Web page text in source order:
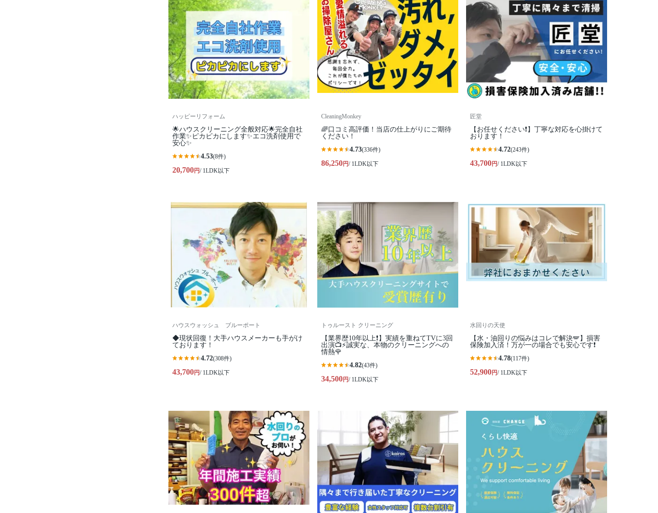
ハッピーリフォーム
🌟ハウスクリーニング全般対応🌟完全自社
作業✨️ピカピカにします✨️エコ洗剤使用で
安心✨
4.53(8件)
20,700円/ 1LDK以下
CleaningMonkey
🌈口コミ高評価！当店の仕上がりにご期待
ください！
4.73(336件)
86,250円/ 1LDK以下
匠堂
【お任せください❗️】丁寧な対応を心掛けて
おります！
4.72(243件)
43,700円/ 1LDK以下
ハウスウォッシュ ブルーポート
◆現状回復！大手ハウスメーカーも手がけ
ております！
4.72(308件)
43,700円/ 1LDK以下
トゥルースト クリーニング
【業界歴10年以上❗️】実績を重ねてTVに3回
出演📺⚡️誠実な、本物のクリーニングへの
情熱🌹
4.82(43件)
34,500円/ 1LDK以下
水回りの天使
【水・油回りの悩みはコレで解決🪽】損害
保険加入済！万が一の場合でも安心です❗️
4.78(117件)
52,900円/ 1LDK以下